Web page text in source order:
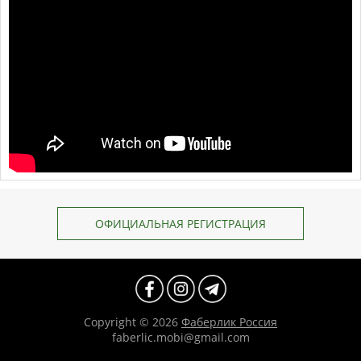
ОФИЦИАЛЬНАЯ РЕГИСТРАЦИЯ
Copyright © 2026 Фаберлик Россия
faberlic.mobi@gmail.com